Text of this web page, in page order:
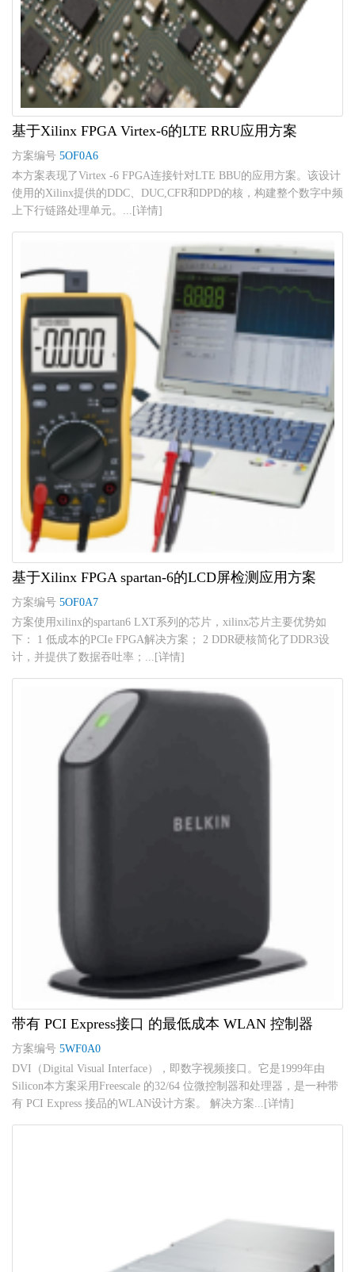
基于Xilinx FPGA Virtex-6的LTE RRU应用方案
方案编号 5OF0A6
本方案表现了Virtex -6 FPGA连接针对LTE BBU的应用方案。该设计
使用的Xilinx提供的DDC、DUC,CFR和DPD的核，构建整个数字中频
上下行链路处理单元。...[详情]
基于Xilinx FPGA spartan-6的LCD屏检测应用方案
方案编号 5OF0A7
方案使用xilinx的spartan6 LXT系列的芯片，xilinx芯片主要优势如
下： 1 低成本的PCIe FPGA解决方案； 2 DDR硬核简化了DDR3设
计，并提供了数据吞吐率；...[详情]
带有 PCI Express接口 的最低成本 WLAN 控制器
方案编号 5WF0A0
DVI（Digital Visual Interface），即数字视频接口。它是1999年由
Silicon本方案采用Freescale 的32/64 位微控制器和处理器，是一种带
有 PCI Express 接品的WLAN设计方案。 解决方案...[详情]